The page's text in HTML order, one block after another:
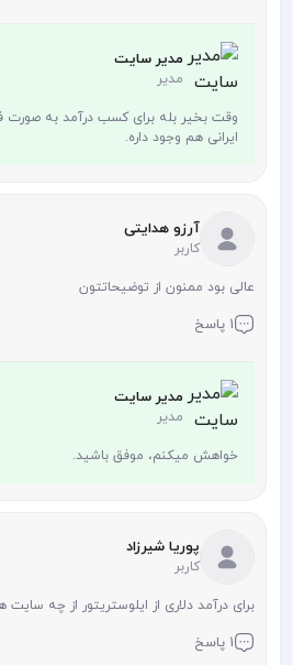
مدیر سایت
مدیر
وقت بخیر بله برای کسب درآمد به صورت
ایرانی هم وجود داره.
آرزو هدایتی
کاربر
عالی بود ممنون از توضیحاتتون
1 پاسخ
مدیر سایت
مدیر
خواهش میکنم، موفق باشید.
پوریا شیرزاد
کاربر
برای درآمد دلاری از ایلوستریتور از چه
1 پاسخ